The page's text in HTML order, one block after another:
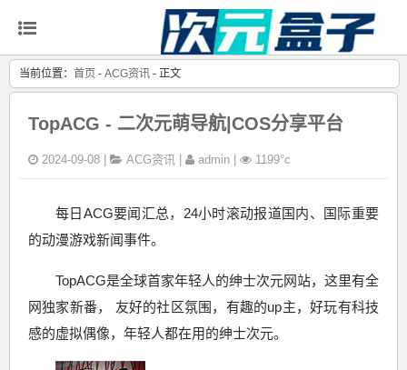
当前位置： 首页 - ACG资讯 - 正文
TopACG - 二次元萌导航|COS分享平台
2024-09-08 | ACG资讯 admin | 1199°c
每日ACG要闻汇总，24小时滚动报道国内、国际重要
的动漫游戏新闻事件。
TopACG是全球首家年轻人的绅士次元网站，这里有全
网独家新番， 友好的社区氛围，有趣的up主，好玩有科技
感的虚拟偶像，年轻人都在用的绅士次元。